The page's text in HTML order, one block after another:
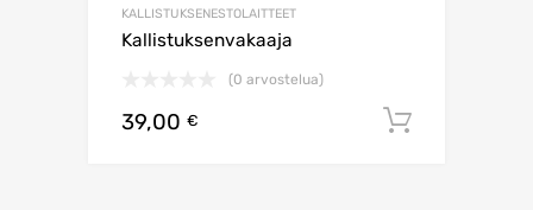
KALLISTUKSENESTOLAITTEET
Kallistuksenvakaaja
(0 arvostelua)
39,00 €